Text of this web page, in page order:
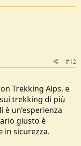
#12
Trekking Alps, e
trekking di più
un’esperienza
giusto è
in sicurezza.